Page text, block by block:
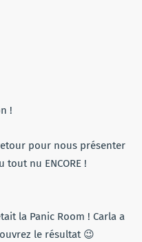
!
pour nous présenter
nu ENCORE !
la Panic Room ! Carla a
le résultat 😉